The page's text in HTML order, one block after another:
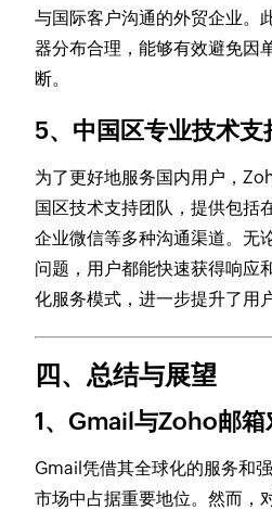
与国际客户沟通的外贸企业。
器分布合理，能够有效避免因
断。
5、中国区专业技术支
为了更好地服务国内用户，
国区技术支持团队，提供包括
企业微信等多种沟通渠道。无
问题，用户都能快速获得响应
化服务模式，进一步提升了用
四、总结与展望
1、Gmail与Zoho邮箱
Gmail凭借其全球化的服务和
市场中占据重要地位。然而，